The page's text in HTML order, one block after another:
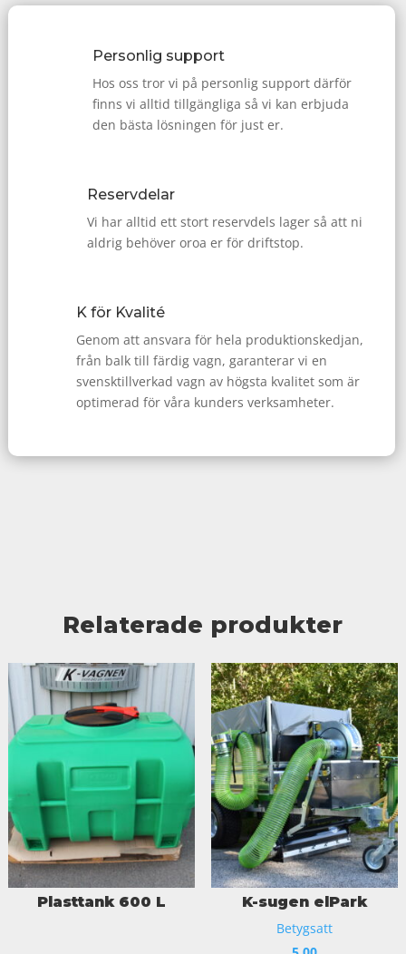
Personlig support
Hos oss tror vi på personlig support därför
finns vi alltid tillgängliga så vi kan erbjuda
den bästa lösningen för just er.
Reservdelar
Vi har alltid ett stort reservdels lager så att ni
aldrig behöver oroa er för driftstop.
K för Kvalité
Genom att ansvara för hela produktionskedjan,
från balk till färdig vagn, garanterar vi en
svensktillverkad vagn av högsta kvalitet som är
optimerad för våra kunders verksamheter.
Relaterade produkter
Plasttank 600 L
K-sugen elPark
Betygsatt